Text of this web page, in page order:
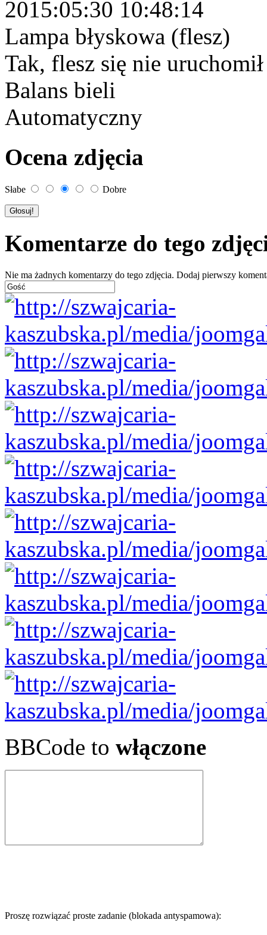
2015:05:30 10:48:14
Lampa błyskowa (flesz)
Tak, flesz się nie
Balans bieli
Automatyczny
Ocena zdjęcia
Słabe Dobre
Komentarze do tego
Nie ma żadnych komentarzy do tego zdjęcia. Dodaj pierwszy
BBCode to włączone
Proszę rozwiązać proste zadanie (blokada antyspamowa):